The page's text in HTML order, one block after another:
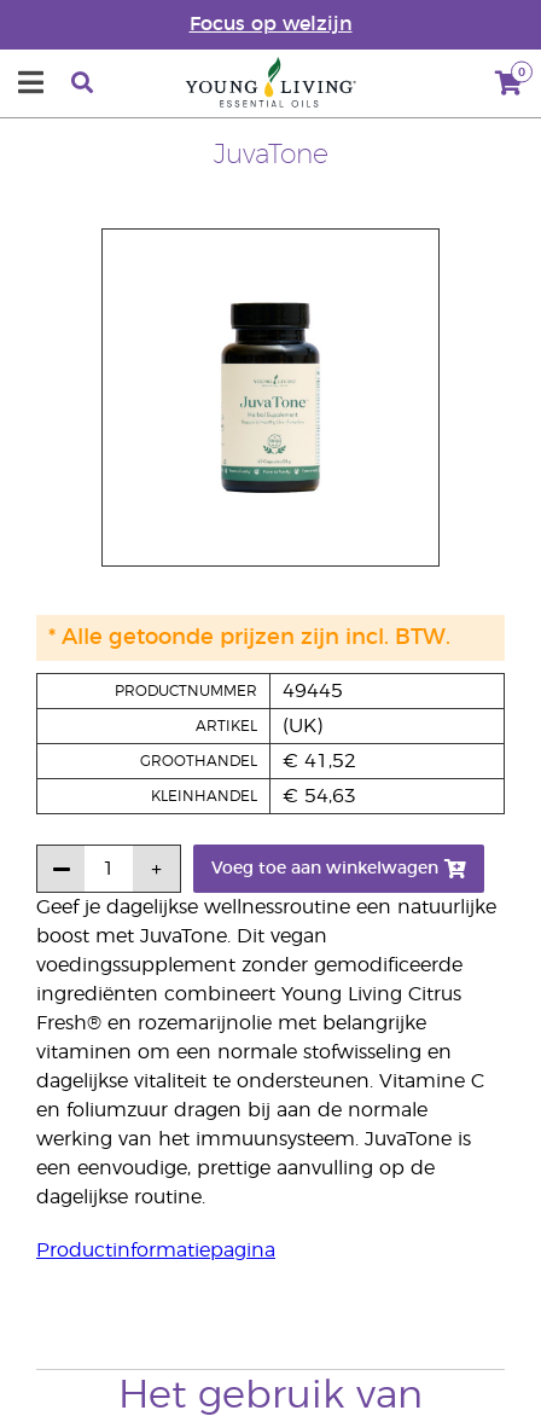
Focus op welzijn
0
JuvaTone
Geef je dagelijkse wellnessroutine een natuurlijke
boost met JuvaTone. Dit vegan
voedingssupplement zonder gemodificeerde
ingrediënten combineert Young Living Citrus
Fresh® en rozemarijnolie met belangrijke
vitaminen om een normale stofwisseling en
dagelijkse vitaliteit te ondersteunen. Vitamine C
en foliumzuur dragen bij aan de normale
werking van het immuunsysteem. JuvaTone is
een eenvoudige, prettige aanvulling op de
dagelijkse routine.
Productinformatiepagina
PRODUCTNUMMER 49445
ARTIKEL (UK)
GROOTHANDEL € 41,52
KLEINHANDEL € 54,63
Voeg toe aan winkelwagen
* Alle getoonde prijzen zijn incl. BTW.
Het gebruik van